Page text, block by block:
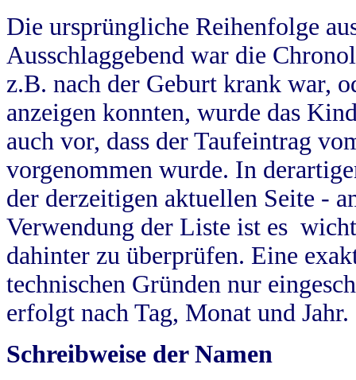
Die ursprüngliche Reihenfolge
Ausschlaggebend war die
z.B. nach der Geburt krank war,
anzeigen konnten, wurde das
auch vor, dass der Taufeintrag
vorgenommen wurde. In
der derzeitigen aktuellen Seite -
Verwendung der Liste ist es
dahinter zu überprüfen. Eine
technischen Gründen nur
erfolgt nach Tag, Monat und Jahr.
Schreibweise der Namen